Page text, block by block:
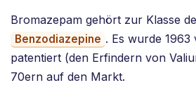
Bromazepam gehört zur Klasse
Benzodiazepine . Es wurde 1963
patentiert (den Erfindern von
70ern auf den Markt.